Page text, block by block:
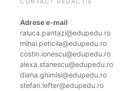
Adrese e-mail
raluca.pantazi@edupedu.ro
mihai.peticila@edupedu.ro
costin.ionescu@edupedu.ro
alexa.stanescu@edupedu.ro
diana.ghimisi@edupedu.ro
stefan.lefter@edupedu.ro